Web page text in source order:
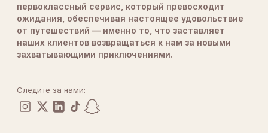
первоклассный сервис, который превосходит
ожидания, обеспечивая настоящее удовольствие
от путешествий — именно то, что заставляет
наших клиентов возвращаться к нам за новыми
захватывающими приключениями.
Следите за нами: